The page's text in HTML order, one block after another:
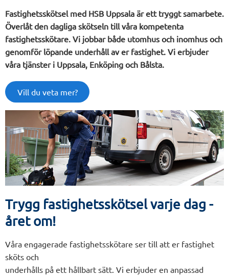
Fastighetsskötsel med HSB Uppsala är ett tryggt samarbete.
Överlåt den dagliga skötseln till våra kompetenta
fastighetsskötare. Vi jobbar både utomhus och inomhus och
genomför löpande underhåll av er fastighet. Vi erbjuder
våra tjänster i Uppsala, Enköping och Bålsta.
Vill du veta mer?
Trygg fastighetsskötsel varje dag -
året om!
Våra engagerade fastighetsskötare ser till att er fastighet
sköts och
underhålls på ett hållbart sätt. Vi erbjuder en anpassad